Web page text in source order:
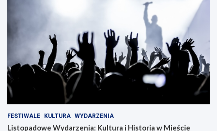
FESTIWALE KULTURA WYDARZENIA
Listopadowe Wydarzenia: Kultura i Historia w Mieście